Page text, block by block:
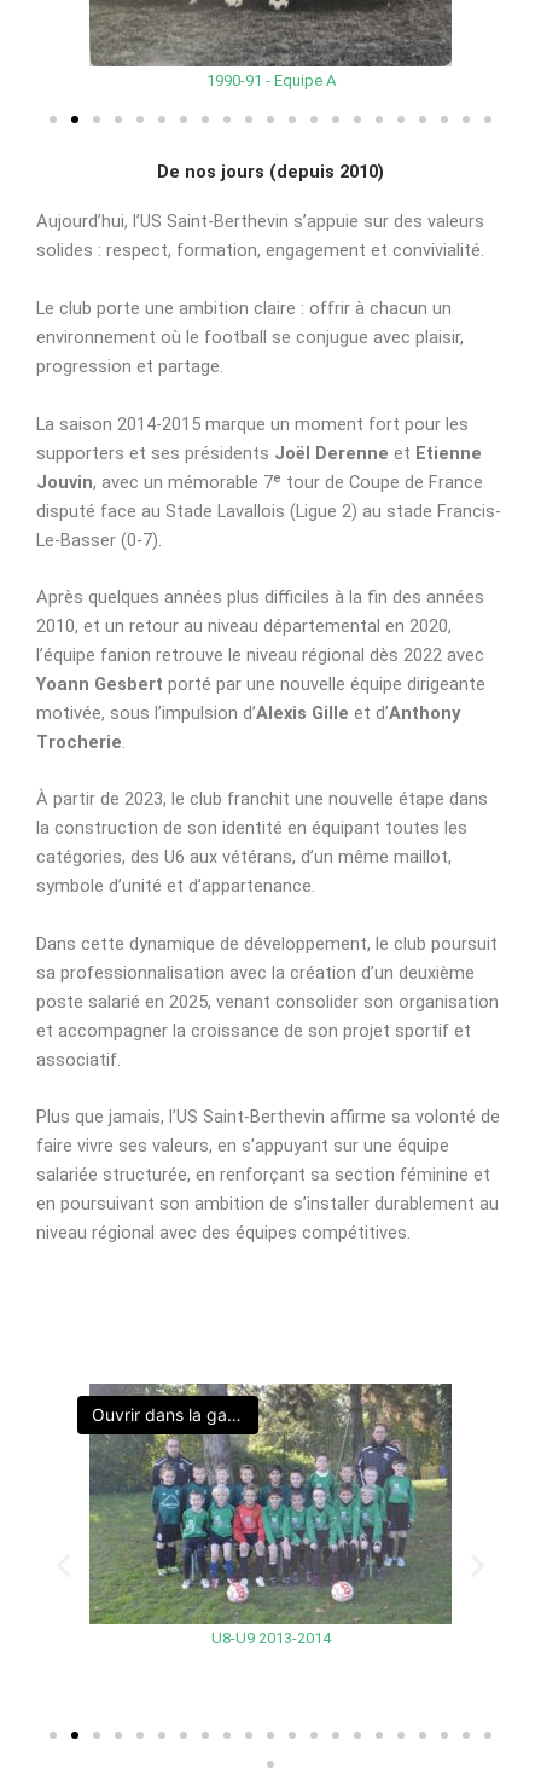
1990-91 - Equipe A
De nos jours (depuis 2010)
Aujourd’hui, l’US Saint-Berthevin s’appuie sur des valeurs
solides : respect, formation, engagement et convivialité.
Le club porte une ambition claire : offrir à chacun un
environnement où le football se conjugue avec plaisir,
progression et partage.
La saison 2014-2015 marque un moment fort pour les
supporters et ses présidents Joël Derenne et Etienne
Jouvin, avec un mémorable 7ᵉ tour de Coupe de France
disputé face au Stade Lavallois (Ligue 2) au stade Francis-
Le-Basser (0-7).
Après quelques années plus difficiles à la fin des années
2010, et un retour au niveau départemental en 2020,
l’équipe fanion retrouve le niveau régional dès 2022 avec
Yoann Gesbert porté par une nouvelle équipe dirigeante
motivée, sous l’impulsion d’Alexis Gille et d’Anthony
Trocherie.
À partir de 2023, le club franchit une nouvelle étape dans
la construction de son identité en équipant toutes les
catégories, des U6 aux vétérans, d’un même maillot,
symbole d’unité et d’appartenance.
Dans cette dynamique de développement, le club poursuit
sa professionnalisation avec la création d’un deuxième
poste salarié en 2025, venant consolider son organisation
et accompagner la croissance de son projet sportif et
associatif.
Plus que jamais, l’US Saint-Berthevin affirme sa volonté de
faire vivre ses valeurs, en s’appuyant sur une équipe
salariée structurée, en renforçant sa section féminine et
en poursuivant son ambition de s’installer durablement au
niveau régional avec des équipes compétitives.
U8-U9 2013-2014
Ouvrir dans la galerie